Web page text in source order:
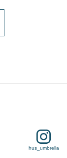
hus_umbrella